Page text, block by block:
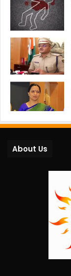
About Us